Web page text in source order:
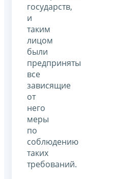
государств,
и
таким
лицом
были
предприняты
все
зависящие
от
него
меры
по
соблюдению
таких
требований.